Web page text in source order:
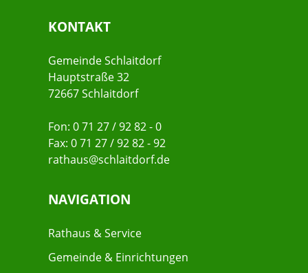
KONTAKT
Gemeinde Schlaitdorf
Hauptstraße 32
72667 Schlaitdorf
Fon: 0 71 27 / 92 82 - 0
Fax: 0 71 27 / 92 82 - 92
rathaus@schlaitdorf.de
NAVIGATION
Rathaus & Service
Gemeinde & Einrichtungen